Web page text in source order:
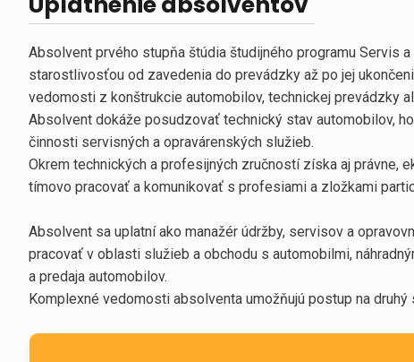
Absolvent prvého stupňa štúdia študijného programu
starostlivosťou od zavedenia do prevádzky až po jej
vedomosti z konštrukcie automobilov, technickej prevádzky
Absolvent dokáže posudzovať technický stav automobilov,
činnosti servisných a opravárenských služieb.
Okrem technických a profesijných zručností získa aj právne,
tímovo pracovať a komunikovať s profesiami a zložkami
Absolvent sa uplatní ako manažér údržby, servisov a
pracovať v oblasti služieb a obchodu s automobilmi,
a predaja automobilov.
Komplexné vedomosti absolventa umožňujú postup na